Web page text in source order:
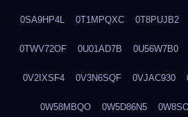
0SA9HP4L 0T1MPQXC 0T8PUJB2
0TWV72OF 0U01AD7B 0U56W7B0
0V2IXSF4 0V3N6SQF 0VJAC930
0W58MBQO 0W5D86N5